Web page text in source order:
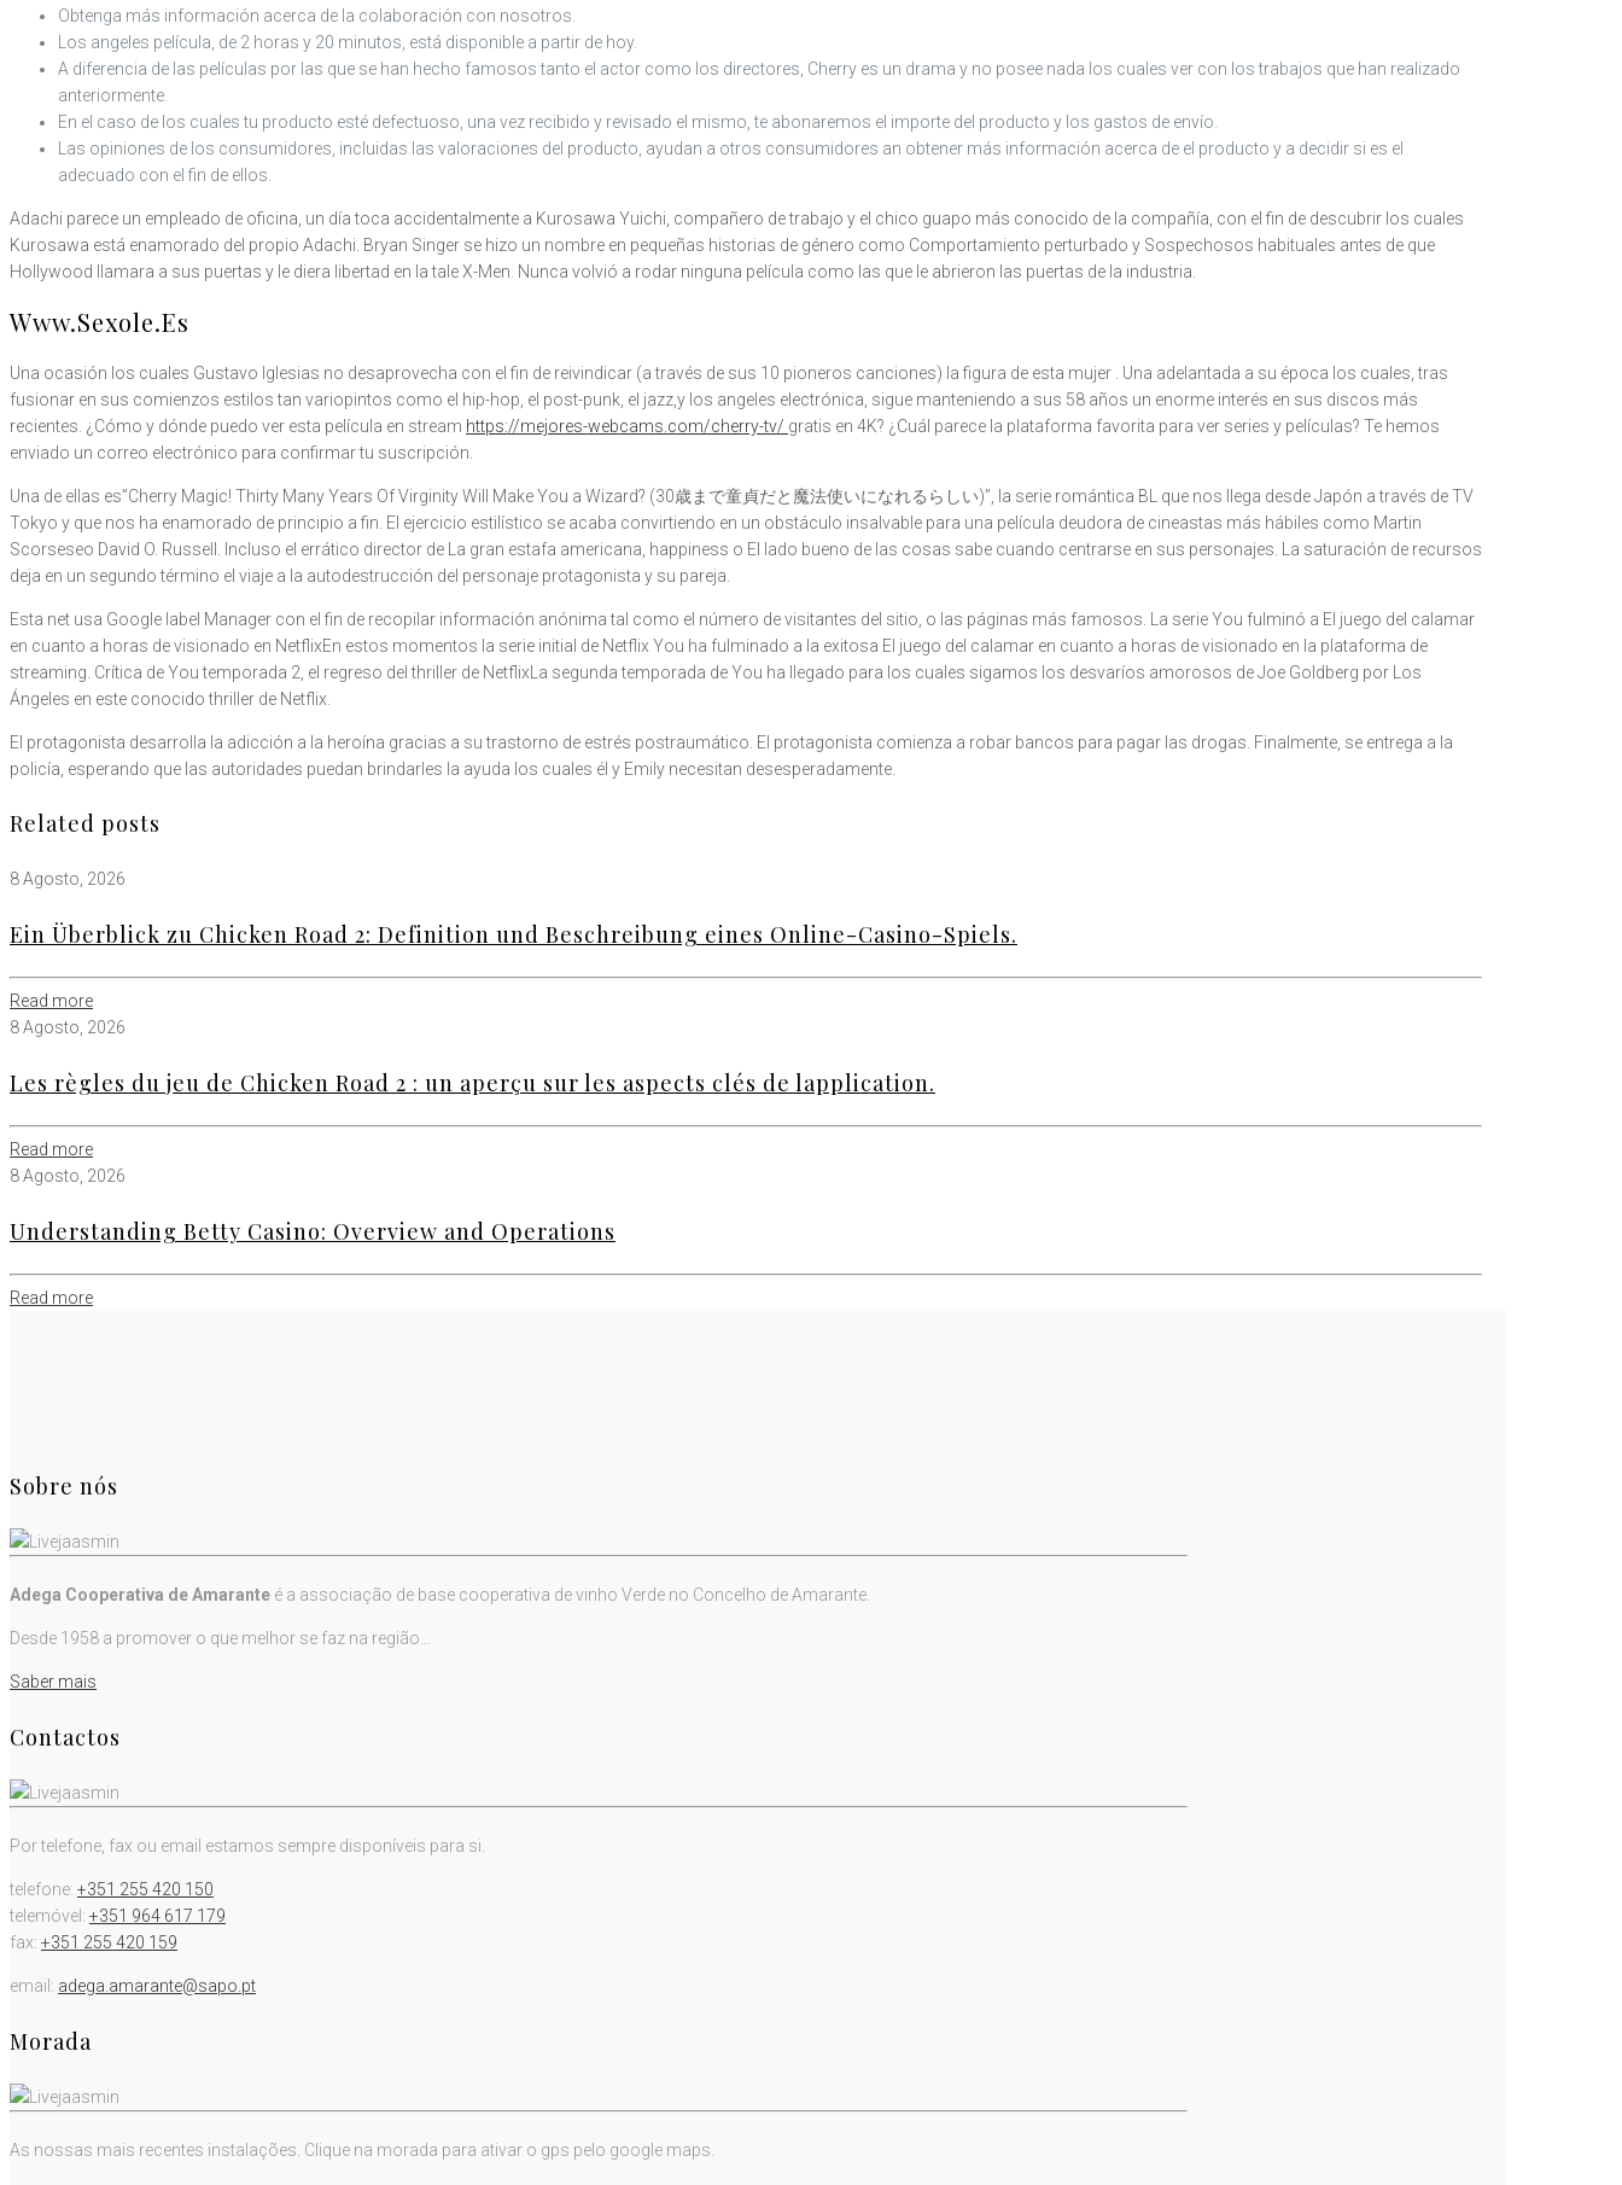
Obtenga más información acerca de la colaboración con nosotros.
Los angeles película, de 2 horas y 20 minutos, está disponible a partir de hoy.
A diferencia de las películas por las que se han hecho famosos tanto el actor como los directores, Cherry es un drama y no posee nada los cuales ver con los trabajos que han realizado
anteriormente.
En el caso de los cuales tu producto esté defectuoso, una vez recibido y revisado el mismo, te abonaremos el importe del producto y los gastos de envío.
Las opiniones de los consumidores, incluidas las valoraciones del producto, ayudan a otros consumidores an obtener más información acerca de el producto y a decidir si es el
adecuado con el fin de ellos.
Adachi parece un empleado de oficina, un día toca accidentalmente a Kurosawa Yuichi, compañero de trabajo y el chico guapo más conocido de la compañía, con el fin de descubrir los cuales
Kurosawa está enamorado del propio Adachi. Bryan Singer se hizo un nombre en pequeñas historias de género como Comportamiento perturbado y Sospechosos habituales antes de que
Hollywood llamara a sus puertas y le diera libertad en la tale X-Men. Nunca volvió a rodar ninguna película como las que le abrieron las puertas de la industria.
Www.Sexole.Es
Una ocasión los cuales Gustavo Iglesias no desaprovecha con el fin de reivindicar (a través de sus 10 pioneros canciones) la figura de esta mujer . Una adelantada a su época los cuales, tras
fusionar en sus comienzos estilos tan variopintos como el hip-hop, el post-punk, el jazz,y los angeles electrónica, sigue manteniendo a sus 58 años un enorme interés en sus discos más
recientes. ¿Cómo y dónde puedo ver esta película en stream https://mejores-webcams.com/cherry-tv/ gratis en 4K? ¿Cuál parece la plataforma favorita para ver series y películas? Te hemos
enviado un correo electrónico para confirmar tu suscripción.
Una de ellas es”Cherry Magic! Thirty Many Years Of Virginity Will Make You a Wizard? (30歳まで童貞だと魔法使いになれるらしい)”, la serie romántica BL que nos llega desde Japón a través de TV
Tokyo y que nos ha enamorado de principio a fin. El ejercicio estilístico se acaba convirtiendo en un obstáculo insalvable para una película deudora de cineastas más hábiles como Martin
Scorseseo David O. Russell. Incluso el errático director de La gran estafa americana, happiness o El lado bueno de las cosas sabe cuando centrarse en sus personajes. La saturación de recursos
deja en un segundo término el viaje a la autodestrucción del personaje protagonista y su pareja.
Esta net usa Google label Manager con el fin de recopilar información anónima tal como el número de visitantes del sitio, o las páginas más famosos. La serie You fulminó a El juego del calamar
en cuanto a horas de visionado en NetflixEn estos momentos la serie initial de Netflix You ha fulminado a la exitosa El juego del calamar en cuanto a horas de visionado en la plataforma de
streaming. Crítica de You temporada 2, el regreso del thriller de NetflixLa segunda temporada de You ha llegado para los cuales sigamos los desvaríos amorosos de Joe Goldberg por Los
Ángeles en este conocido thriller de Netflix.
El protagonista desarrolla la adicción a la heroína gracias a su trastorno de estrés postraumático. El protagonista comienza a robar bancos para pagar las drogas. Finalmente, se entrega a la
policía, esperando que las autoridades puedan brindarles la ayuda los cuales él y Emily necesitan desesperadamente.
Related posts
8 Agosto, 2026
Ein Überblick zu Chicken Road 2: Definition und Beschreibung eines Online-Casino-Spiels.
Read more
8 Agosto, 2026
Les règles du jeu de Chicken Road 2 : un aperçu sur les aspects clés de lapplication.
Read more
8 Agosto, 2026
Understanding Betty Casino: Overview and Operations
Read more
Sobre nós
Adega Cooperativa de Amarante é a associação de base cooperativa de vinho Verde no Concelho de Amarante.
Desde 1958 a promover o que melhor se faz na região...
Saber mais
Contactos
Por telefone, fax ou email estamos sempre disponíveis para si.
telefone: +351 255 420 150
telemóvel: +351 964 617 179
fax: +351 255 420 159
email: adega.amarante@sapo.pt
Morada
As nossas mais recentes instalações. Clique na morada para ativar o gps pelo google maps.